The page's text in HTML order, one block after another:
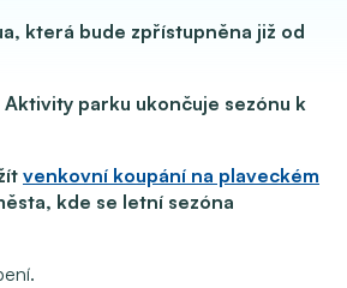
která bude zpřístupněna již od
parku ukončuje sezónu k
venkovní koupání na plaveckém
kde se letní sezóna